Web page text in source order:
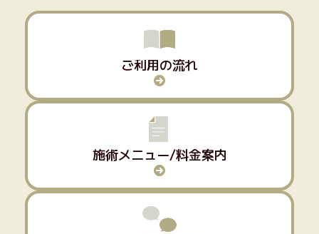
ご利用の流れ
施術メニュー/料金案内